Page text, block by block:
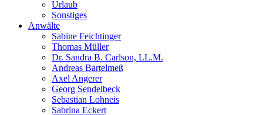
Urlaub
Sonstiges
Anwälte
Sabine Feichtinger
Thomas Müller
Dr. Sandra B. Carlson, LL.M.
Andreas Bartelmeß
Axel Angerer
Georg Sendelbeck
Sebastian Lohneis
Sabrina Eckert